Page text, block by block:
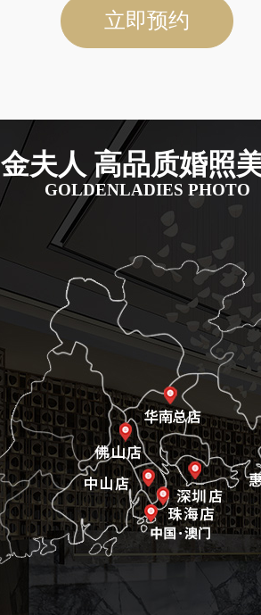
立即预约
金夫人 高品质婚照
GOLDENLADIES PHOTO